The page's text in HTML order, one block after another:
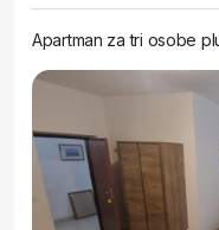
Apartman za tri osobe